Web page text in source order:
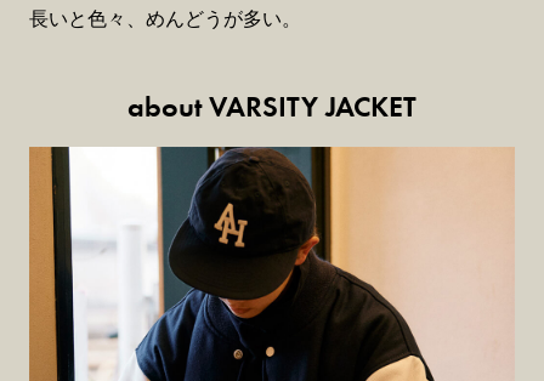
長いと色々、めんどうが多い。
about VARSITY JACKET